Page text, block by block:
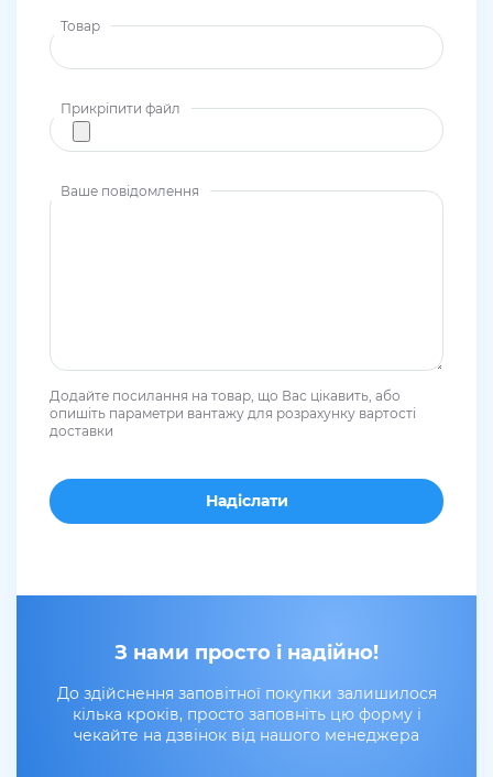
З нами просто і надійно!
До здійснення заповітної покупки залишилося
кілька кроків, просто заповніть цю форму і
чекайте на дзвінок від нашого менеджера
Товар
Прикріпити файл
Ваше повідомлення
Додайте посилання на товар, що Вас цікавить, або
опишіть параметри вантажу для розрахунку вартості
доставки